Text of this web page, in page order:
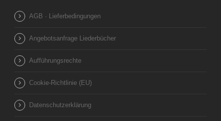
AGB · Lieferbedingungen
Angebotsanfrage Liederbücher
Aufführungsrechte
Cookie-Richtlinie (EU)
Datenschutzerklärung